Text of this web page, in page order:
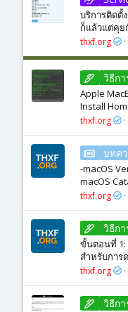
บริการติดตั้
ก็แล้วแต่คุย
thxf.org
วิธีกา
Apple
Install
thxf.org
บทค
-macOS
macOS
thxf.org
วิธีกา
ขั้นตอนที่ 1:
สำหรับการ
thxf.org
วิธีกา